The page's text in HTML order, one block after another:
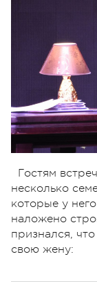
Гостям
несколько
которые у
наложено
признался,
свою жену: